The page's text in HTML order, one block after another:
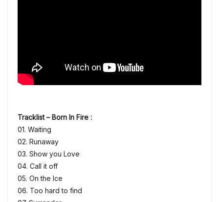
Tracklist – Born In Fire :
01. Waiting
02. Runaway
03. Show you Love
04. Call it off
05. On the Ice
06. Too hard to find